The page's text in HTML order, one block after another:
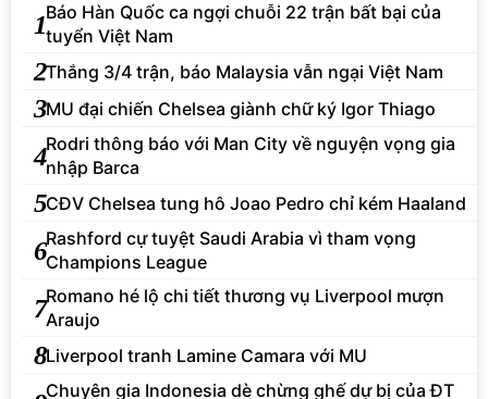
1Báo Hàn Quốc ca ngợi chuỗi 22 trận bất bại của
tuyển Việt Nam
2Thắng 3/4 trận, báo Malaysia vẫn ngại Việt Nam
3MU đại chiến Chelsea giành chữ ký Igor Thiago
4Rodri thông báo với Man City về nguyện vọng gia
nhập Barca
5CĐV Chelsea tung hô Joao Pedro chỉ kém Haaland
6Rashford cự tuyệt Saudi Arabia vì tham vọng
Champions League
7Romano hé lộ chi tiết thương vụ Liverpool mượn
Araujo
8Liverpool tranh Lamine Camara với MU
Chuyên gia Indonesia dè chừng ghế dự bị của ĐT